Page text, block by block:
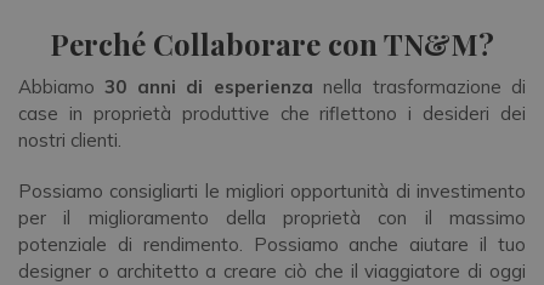
Perché Collaborare con TN&M?
Abbiamo30 anni di esperienza nella trasformazione di
case in proprietà produttive che riflettono i desideri dei
nostri clienti.
Possiamo consigliarti le migliori opportunità di investimento
per il miglioramento della proprietà con il massimo
potenziale di rendimento. Possiamo anche aiutare il tuo
designer o architetto a creare ciò che il viaggiatore di oggi